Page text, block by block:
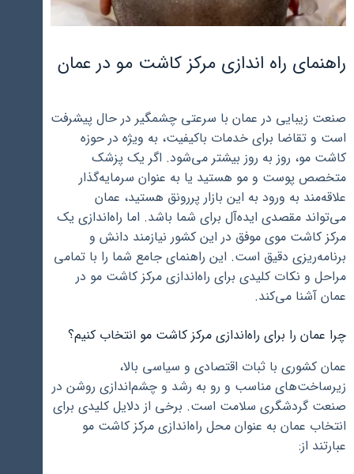
راهنمای راه اندازی مرکز کاشت مو در عمان
صنعت زیبایی در عمان با سرعتی چشمگیر در حال پیشرفت
است و تقاضا برای خدمات باکیفیت، به ویژه در حوزه
کاشت مو، روز به روز بیشتر می‌شود. اگر یک پزشک
متخصص پوست و مو هستید یا به عنوان سرمایه‌گذار
علاقه‌مند به ورود به این بازار پررونق هستید، عمان
می‌تواند مقصدی ایده‌آل برای شما باشد. اما راه‌اندازی یک
مرکز کاشت موی موفق در این کشور نیازمند دانش و
برنامه‌ریزی دقیق است. این راهنمای جامع شما را با تمامی
مراحل و نکات کلیدی برای راه‌اندازی مرکز کاشت مو در
عمان آشنا می‌کند.
چرا عمان را برای راه‌اندازی مرکز کاشت مو انتخاب کنیم؟
عمان کشوری با ثبات اقتصادی و سیاسی بالا،
زیرساخت‌های مناسب و رو به رشد و چشم‌اندازی روشن در
صنعت گردشگری سلامت است. برخی از دلایل کلیدی برای
انتخاب عمان به عنوان محل راه‌اندازی مرکز کاشت مو
عبارتند از: